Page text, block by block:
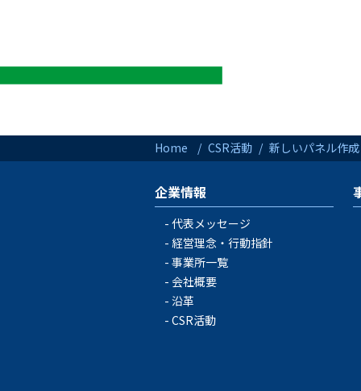
Home CSR活動 新しいパネル作
企業情報
代表メッセージ
経営理念・行動指針
事業所一覧
会社概要
沿革
CSR活動